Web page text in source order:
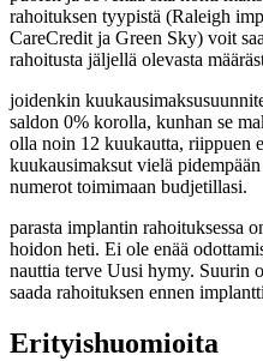
rahoituksen tyypistä (Raleigh
CareCredit ja Green Sky) voit
rahoitusta jäljellä olevasta
joidenkin
saldon 0% korolla, kunhan se
olla noin 12 kuukautta, riippuen
kuukausimaksut vielä
numerot toimimaan budjetillasi.
parasta implantin rahoituksessa
hoidon heti. Ei ole enää
nauttia terve Uusi hymy. Suurin
saada rahoituksen ennen
Erityishuomioita